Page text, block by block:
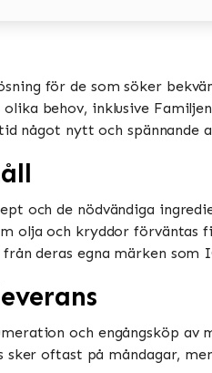
för de som söker
olika behov, inklusive
något nytt och spännande
och de nödvändiga
olja och kryddor förväntas
deras egna märken som
och engångsköp
sker oftast på måndagar,